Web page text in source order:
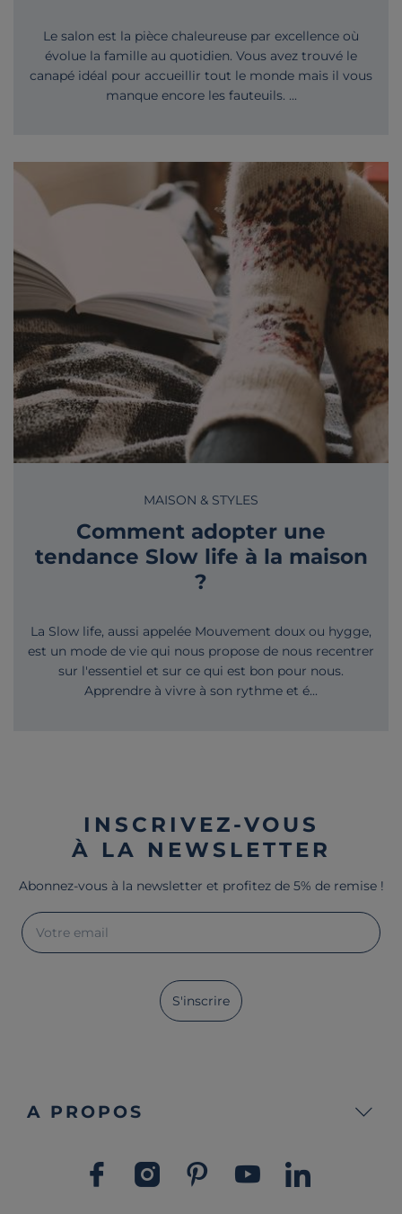
Le salon est la pièce chaleureuse par excellence où
évolue la famille au quotidien. Vous avez trouvé le
canapé idéal pour accueillir tout le monde mais il vous
manque encore les fauteuils. ...
MAISON & STYLES
Comment adopter une
tendance Slow life à la maison
?
La Slow life, aussi appelée Mouvement doux ou hygge,
est un mode de vie qui nous propose de nous recentrer
sur l'essentiel et sur ce qui est bon pour nous.
Apprendre à vivre à son rythme et é...
INSCRIVEZ-VOUS
À LA NEWSLETTER
Abonnez-vous à la newsletter et profitez de 5% de remise !
Votre email
S'inscrire
A PROPOS